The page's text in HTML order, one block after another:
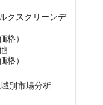
クスクリーンデ
格）
格）
別市場分析